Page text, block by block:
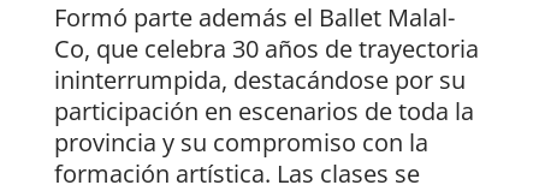
Formó parte además el Ballet Malal-
Co, que celebra 30 años de trayectoria
ininterrumpida, destacándose por su
participación en escenarios de toda la
provincia y su compromiso con la
formación artística. Las clases se